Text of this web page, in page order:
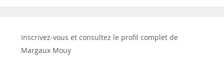
Inscrivez-vous et consultez le profil complet de
Margaux Mouy